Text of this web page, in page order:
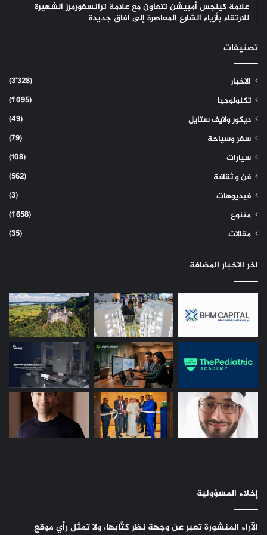
علامة كينجس أمبيشن تتعاون مع علامة ترانسفورمرز الشهيرة
للارتقاء بأزياء الشارع المعاصرة إلى آفاق جديدة
تصنيفات
الاخبار
(3٬328)
تكنولوجيا
(1٬095)
ديكور ولايف ستايل
(49)
سفر وسياحة
(79)
سيارات
(108)
فن و ثقافة
(562)
فيديوهات
(3)
متنوع
(1٬658)
مقالات
(35)
اخر الاخبار المضافة
إخلاء المسؤولية
الآراء المنشورة تعبر عن وجهة نظر كتَّابها، ولا تمثل رأي موقع